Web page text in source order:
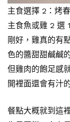
主食選擇 2：烤
主食魚或雞 2 選
剛好，雞真的有
色的醬甜甜鹹鹹
但雞肉的飽足感
開裡面還會有汁
餐點大概就到這